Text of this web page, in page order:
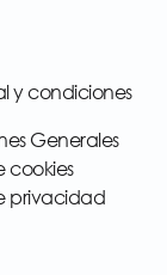
y condiciones
Generales
cookies
privacidad